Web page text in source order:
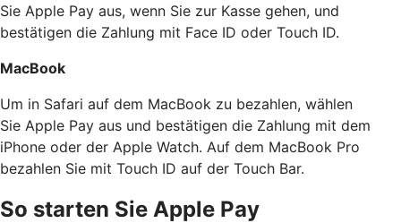
Sie Apple Pay aus, wenn Sie zur Kasse gehen, und
bestätigen die Zahlung mit Face ID oder Touch ID.
MacBook
Um in Safari auf dem MacBook zu bezahlen, wählen
Sie Apple Pay aus und bestätigen die Zahlung mit dem
iPhone oder der Apple Watch. Auf dem MacBook Pro
bezahlen Sie mit Touch ID auf der Touch Bar.
So starten Sie Apple Pay